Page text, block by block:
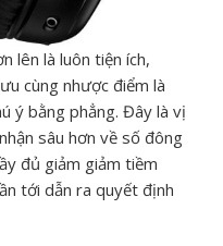
lên là luôn tiện ích,
cùng nhược điểm là
ý bằng phẳng. Đây là vị
sâu hơn về số đông
đủ giảm giảm tiềm
tới dẫn ra quyết định